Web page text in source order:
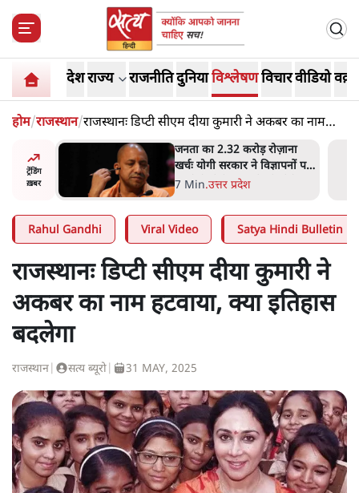
देशराज्य राजनीतिदुनियाविश्लेषणविचारवीडियो
होम/राजस्थान/राजस्थानः डिप्टी सीएम दीया कुमारी ने अकबर का नाम
हटवाया, क्या इतिहास बदलेगा
ट्रेंडिंग
ख़बर
पर
उलटबांसीः राष्ट्र के चरित्र की मरम्मत
जारी है
11 Min.व्यंग्य/उलटबाँसी
Rahul Gandhi Viral Video Satya Hindi Bulletin
राजस्थानः डिप्टी सीएम दीया कुमारी ने
अकबर का नाम हटवाया, क्या इतिहास
बदलेगा
राजस्थान सत्य ब्यूरो 31 MAY, 2025